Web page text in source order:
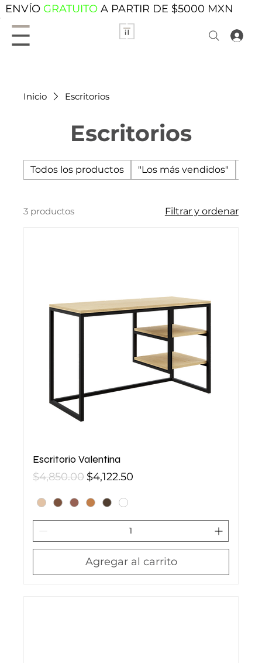
ENVÍO GRATUITO A PARTIR DE $5000 MXN
Inicio Escritorios
Escritorios
Todos los productos "Los más vendidos"
3 productos Filtrar y ordenar
Escritorio Valentina
Precio
$4,850.00 Precio de oferta
$4,122.50
Agregar al carrito